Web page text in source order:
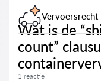
Vervoersrecht
Wat is de
count”
1 reactie